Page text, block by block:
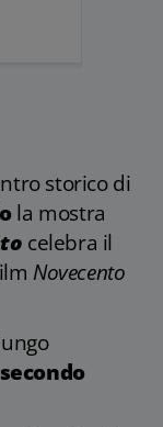
storico di
la mostra
celebra il
Novecento